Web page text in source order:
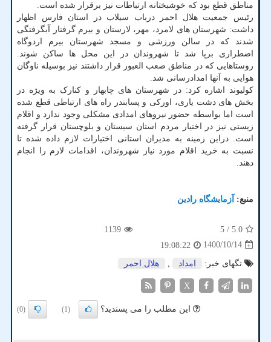
مناطق قطع بود که خوشبختانه ارتباطات نیز برقرار شده است.
رئیس جمعیت هلال احمر درباب سیلاب در استان فارس اظهار
داشت: شهرستان های لامرد، مهر، لارستان و بیرم گرفتار آبگرفتگی
شدند که در سالن ورزشی و مسجد شهرستان بیرم اردوگاه
اضطراری برپا شد تا شهروندان در این محل ها ساکن شوند.
روستاهایی که در مناطق صعب العبور قرار داشتند نیز بوسیله ناوگان
هوایی به آنها امدادرسانی شد.
کولیوند اشاره کرد: در شهرستان های چابهار و کنارک به ویژه در
بخش های دشت یاری، اورکی و پسابندر راه های ارتباطی قطع شده
است اما بواسطه حضور نیروهای امدادی مشکلی وجود ندارد و اقلام
زیستی نیز در اختیار مردم استان سیستان و بلوچستان قرار گرفته
است. دراین زمینه به مدیران استانی اختیارات لازم داده شده تا
نسبت به خرید اقلام مورد نیاز شهروندان، اقدامات لازم را انجام
دهند.
منبع: آزمایشگاه رادین
5.0
/ 5
1139
1400/10/14
19:08:22
تگهای خبر:
امداد , هلال احمر
X
این مطلب را می پسندید؟ (1)
(0)